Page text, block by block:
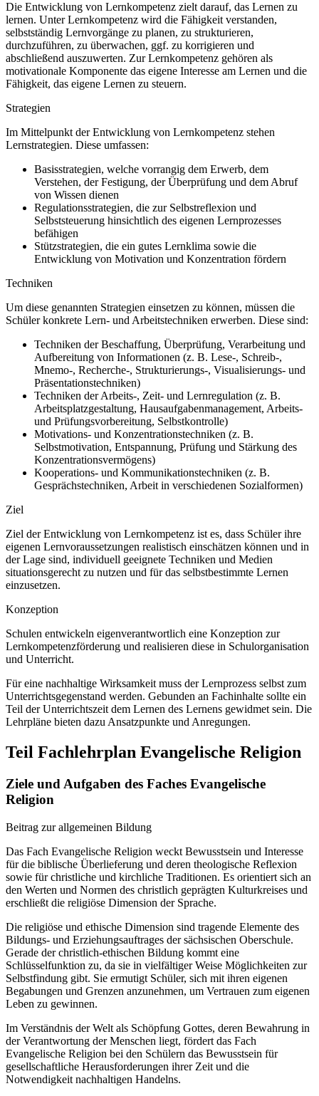
Die Entwicklung von Lernkompetenz zielt darauf, das Lernen zu
lernen. Unter Lernkompetenz wird die Fähigkeit verstanden,
selbstständig Lernvorgänge zu planen, zu strukturieren,
durchzuführen, zu überwachen, ggf. zu korrigieren und
abschließend auszuwerten. Zur Lernkompetenz gehören als
motivationale Komponente das eigene Interesse am Lernen und die
Fähigkeit, das eigene Lernen zu steuern.
Strategien
Im Mittelpunkt der Entwicklung von Lernkompetenz stehen
Lernstrategien. Diese umfassen:
Basisstrategien, welche vorrangig dem Erwerb, dem
Verstehen, der Festigung, der Überprüfung und dem Abruf
von Wissen dienen
Regulationsstrategien, die zur Selbstreflexion und
Selbststeuerung hinsichtlich des eigenen Lernprozesses
befähigen
Stützstrategien, die ein gutes Lernklima sowie die
Entwicklung von Motivation und Konzentration fördern
Techniken
Um diese genannten Strategien einsetzen zu können, müssen die
Schüler konkrete Lern- und Arbeitstechniken erwerben. Diese sind:
Techniken der Beschaffung, Überprüfung, Verarbeitung und
Aufbereitung von Informationen (z. B. Lese-, Schreib-,
Mnemo-, Recherche-, Strukturierungs-, Visualisierungs- und
Präsentationstechniken)
Techniken der Arbeits-, Zeit- und Lernregulation (z. B.
Arbeitsplatzgestaltung, Hausaufgabenmanagement, Arbeits-
und Prüfungsvorbereitung, Selbstkontrolle)
Motivations- und Konzentrationstechniken (z. B.
Selbstmotivation, Entspannung, Prüfung und Stärkung des
Konzentrationsvermögens)
Kooperations- und Kommunikationstechniken (z. B.
Gesprächstechniken, Arbeit in verschiedenen Sozialformen)
Ziel
Ziel der Entwicklung von Lernkompetenz ist es, dass Schüler ihre
eigenen Lernvoraussetzungen realistisch einschätzen können und in
der Lage sind, individuell geeignete Techniken und Medien
situationsgerecht zu nutzen und für das selbstbestimmte Lernen
einzusetzen.
Konzeption
Schulen entwickeln eigenverantwortlich eine Konzeption zur
Lernkompetenzförderung und realisieren diese in Schulorganisation
und Unterricht.
Für eine nachhaltige Wirksamkeit muss der Lernprozess selbst zum
Unterrichtsgegenstand werden. Gebunden an Fachinhalte sollte ein
Teil der Unterrichtszeit dem Lernen des Lernens gewidmet sein. Die
Lehrpläne bieten dazu Ansatzpunkte und Anregungen.
Teil Fachlehrplan Evangelische Religion
Ziele und Aufgaben des Faches Evangelische
Religion
Beitrag zur allgemeinen Bildung
Das Fach Evangelische Religion weckt Bewusstsein und Interesse
für die biblische Überlieferung und deren theologische Reflexion
sowie für christliche und kirchliche Traditionen. Es orientiert sich an
den Werten und Normen des christlich geprägten Kulturkreises und
erschließt die religiöse Dimension der Sprache.
Die religiöse und ethische Dimension sind tragende Elemente des
Bildungs- und Erziehungsauftrages der sächsischen Oberschule.
Gerade der christlich-ethischen Bildung kommt eine
Schlüsselfunktion zu, da sie in vielfältiger Weise Möglichkeiten zur
Selbstfindung gibt. Sie ermutigt Schüler, sich mit ihren eigenen
Begabungen und Grenzen anzunehmen, um Vertrauen zum eigenen
Leben zu gewinnen.
Im Verständnis der Welt als Schöpfung Gottes, deren Bewahrung in
der Verantwortung der Menschen liegt, fördert das Fach
Evangelische Religion bei den Schülern das Bewusstsein für
gesellschaftliche Herausforderungen ihrer Zeit und die
Notwendigkeit nachhaltigen Handelns.